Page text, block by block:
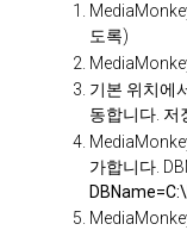
도록)
기본 위치에
동합니다. 저
가합니다.